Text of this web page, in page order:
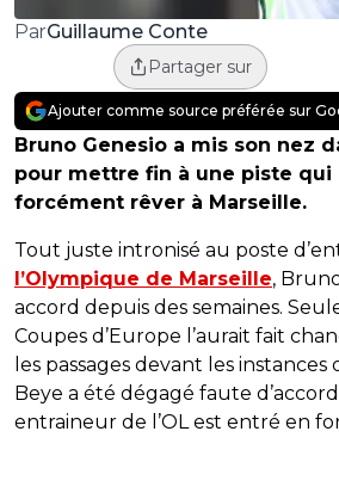
ParGuillaume Conte
Partager sur
Ajouter comme source préférée sur
Bruno Genesio a mis son nez
pour mettre fin à une piste qui
forcément rêver à Marseille.
Tout juste intronisé au poste
l’Olympique de Marseille,
accord depuis des semaines.
Coupes d’Europe l’aurait fait
les passages devant les
Beye a été dégagé faute d’accord
entraineur de l’OL est entré en